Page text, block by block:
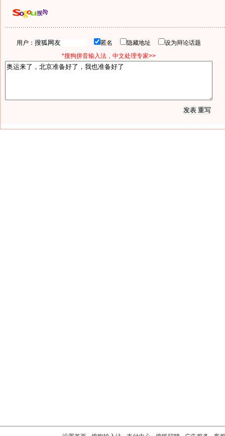
用户： 匿名 隐藏地址
设为辩论话题
*搜狗拼音输入法，中文处理专家>>